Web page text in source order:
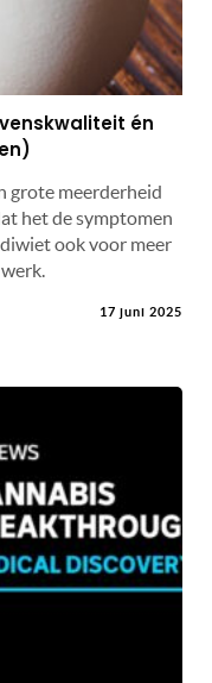
én
grote meerderheid
het de symptomen
ook voor meer
17 juni 2025